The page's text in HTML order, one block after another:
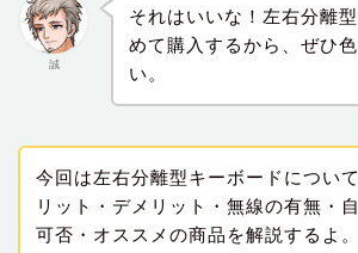
誠
それはいいな！左右分離
めて購入するから、ぜひ
い。
今回は左右分離型キーボードについ
リット・デメリット・無線の有無・
可否・オススメの商品を解説するよ。